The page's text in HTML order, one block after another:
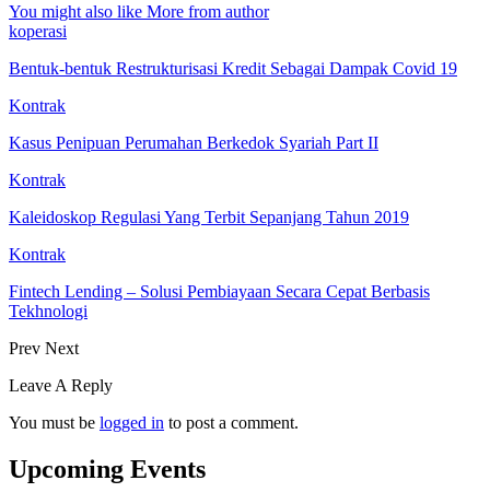
You might also like More from author
koperasi
Bentuk-bentuk Restrukturisasi Kredit Sebagai Dampak Covid 19
Kontrak
Kasus Penipuan Perumahan Berkedok Syariah Part II
Kontrak
Kaleidoskop Regulasi Yang Terbit Sepanjang Tahun 2019
Kontrak
Fintech Lending – Solusi Pembiayaan Secara Cepat Berbasis
Tekhnologi
Prev Next
Leave A Reply
You must be logged in to post a comment.
Upcoming Events